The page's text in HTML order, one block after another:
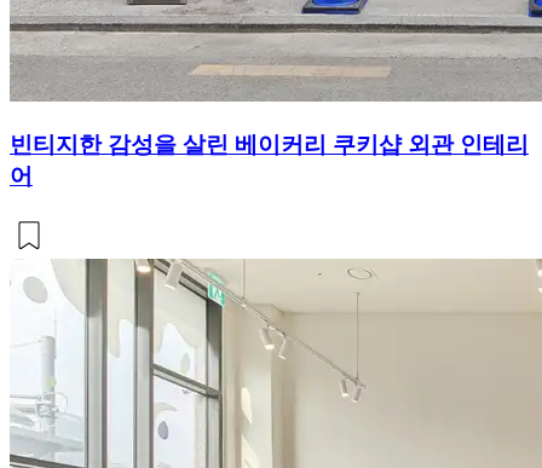
빈티지한 감성을 살린 베이커리 쿠키샵 외관 인테리
어